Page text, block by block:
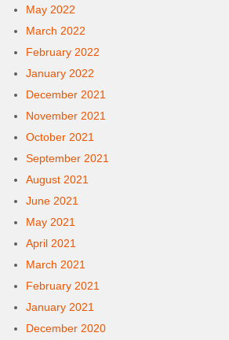
May 2022
March 2022
February 2022
January 2022
December 2021
November 2021
October 2021
September 2021
August 2021
June 2021
May 2021
April 2021
March 2021
February 2021
January 2021
December 2020